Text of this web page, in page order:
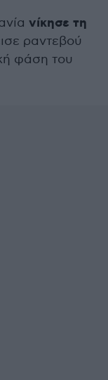
νίκησε τη
ραντεβού
φάση του